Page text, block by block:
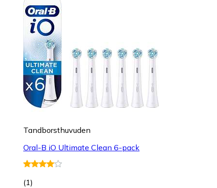
Tandborsthuvuden
Oral-B iO Ultimate Clean 6-pack
(1)